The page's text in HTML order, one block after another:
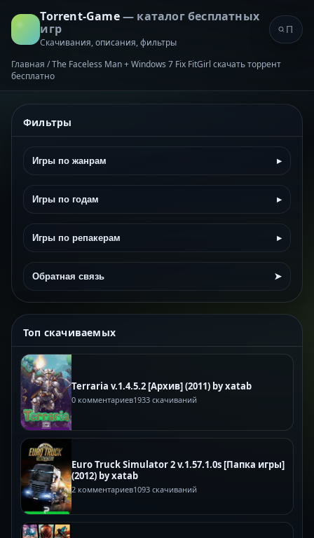
Torrent-Game— каталог бесплатных
игр
Скачивания, описания, фильтры
Главная /The Faceless Man + Windows 7 Fix FitGirl скачать торрент
бесплатно
Фильтры
Игры по жанрам ▸
Игры по годам ▸
Игры по репакерам ▸
Обратная связь ➤
Топ скачиваемых
Terraria v.1.4.5.2 [Архив] (2011) by xatab
0 комментариев1933 скачиваний
Euro Truck Simulator 2 v.1.57.1.0s [Папка игры]
(2012) by xatab
2 комментариев1093 скачиваний